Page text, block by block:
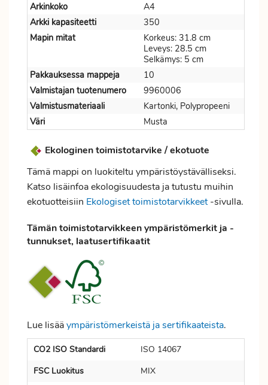
Arkinkoko
A4
Arkki kapasiteetti
350
Mapin mitat
Korkeus: 31.8 cm
Leveys: 28.5 cm
Selkämys: 5 cm
Pakkauksessa mappeja
10
Valmistajan tuotenumero
9960006
Valmistusmateriaali
Kartonki, Polypropeeni
Väri
Musta
Ekologinen toimistotarvike / ekotuote
Tämä mappi on luokiteltu ympäristöystävälliseksi.
Katso lisäinfoa ekologisuudesta ja tutustu muihin
ekotuotteisiin Ekologiset toimistotarvikkeet-sivulla.
Tämän toimistotarvikkeen ympäristömerkit ja -
tunnukset, laatusertifikaatit
Lue lisääympäristömerkeistä ja sertifikaateista.
CO2 ISO Standardi
ISO 14067
FSC Luokitus
MIX